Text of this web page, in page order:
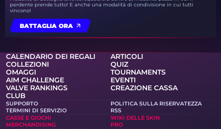
perdente prende tutto! E anche una modalità di condivisione in cui tutti
vincono!
BATTAGLIA ORA
CALENDARIO DEI REGALI
ARTICOLI
COLLEZIONI
QUIZ
OMAGGI
TOURNAMENTS
AIM CHALLENGE
EVENTI
VALVE RANKINGS
CREAZIONE CASSA
CLUB
SUPPORTO
POLITICA SULLA RISERVATEZZA
TERMINI DI SERVIZIO
RSS
CASSE E GIOCHI
WIKI DELLE SKIN
MERCHANDISING
PRO